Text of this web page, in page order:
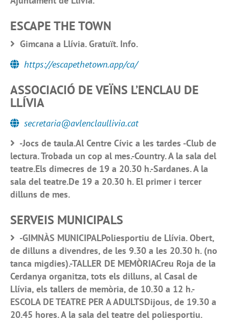
ESCAPE THE TOWN
Gimcana a Llívia. Gratuït. Info.
https://escapethetown.app/ca/
ASSOCIACIÓ DE VEÏNS L’ENCLAU DE
LLÍVIA
secretaria@avlenclaullivia.cat
-Jocs de taula.Al Centre Cívic a les tardes -Club de
lectura. Trobada un cop al mes.-Country. A la sala del
teatre.Els dimecres de 19 a 20.30 h.-Sardanes. A la
sala del teatre.De 19 a 20.30 h. El primer i tercer
dilluns de mes.
SERVEIS MUNICIPALS
-GIMNÀS MUNICIPALPoliesportiu de Llívia. Obert,
de dilluns a divendres, de les 9.30 a les 20.30 h. (no
tanca migdies).-TALLER DE MEMÒRIACreu Roja de la
Cerdanya organitza, tots els dilluns, al Casal de
Llívia, els tallers de memòria, de 10.30 a 12 h.-
ESCOLA DE TEATRE PER A ADULTSDijous, de 19.30 a
20.45 hores. A la sala del teatre del poliesportiu.